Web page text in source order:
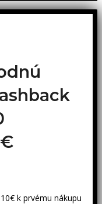
k prvému nákupu